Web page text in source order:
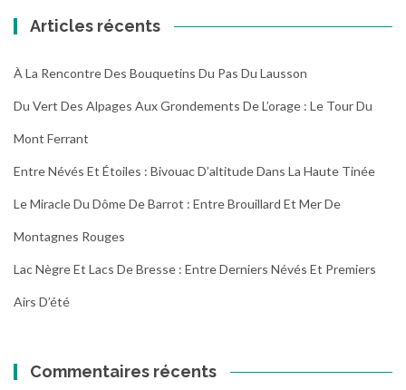
Articles récents
À La Rencontre Des Bouquetins Du Pas Du Lausson
Du Vert Des Alpages Aux Grondements De L’orage : Le Tour Du
Mont Ferrant
Entre Névés Et Étoiles : Bivouac D’altitude Dans La Haute Tinée
Le Miracle Du Dôme De Barrot : Entre Brouillard Et Mer De
Montagnes Rouges
Lac Nègre Et Lacs De Bresse : Entre Derniers Névés Et Premiers
Airs D’été
Commentaires récents